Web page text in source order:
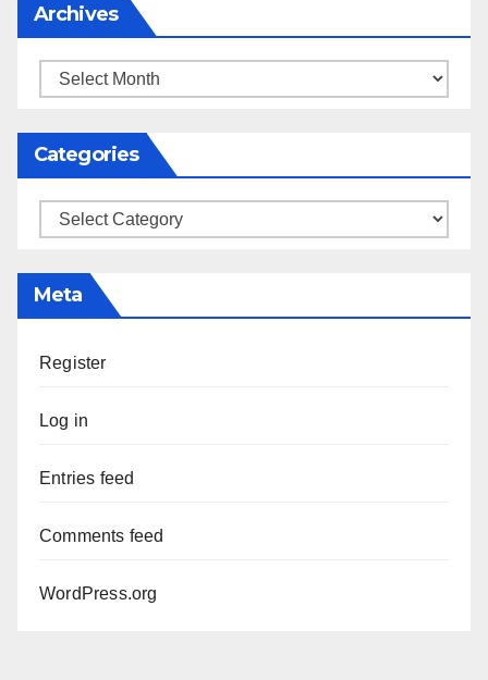
Archives
Archives
Categories
Categories
Meta
Register
Log in
Entries feed
Comments feed
WordPress.org